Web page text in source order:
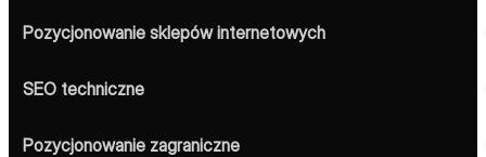
Pozycjonowanie sklepów internetowych
SEO techniczne
Pozycjonowanie zagraniczne